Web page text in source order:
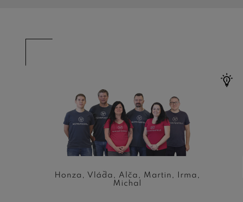
Honza, Vláďa, Alča, Martin, Irma,
Michal